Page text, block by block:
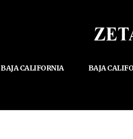
BAJA CALIFORNIA BAJA